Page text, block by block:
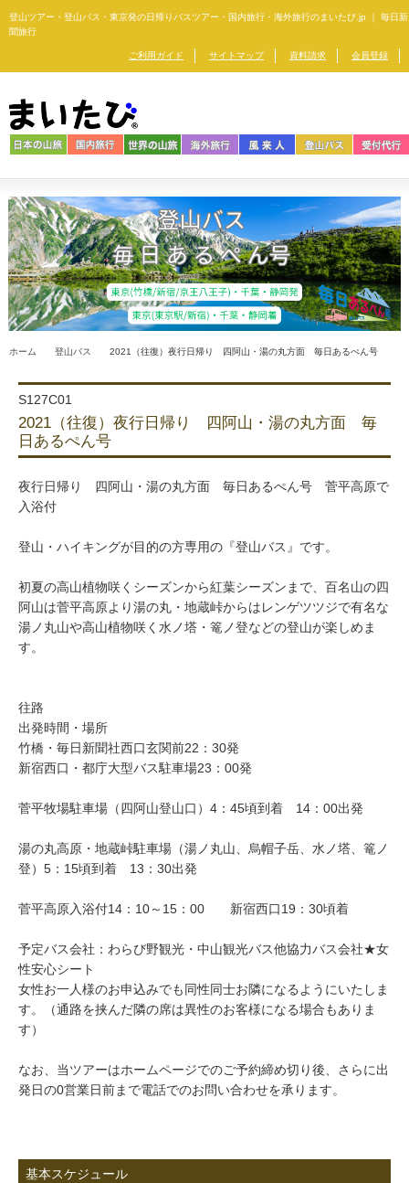
登山ツアー・登山バス・東京発の日帰りバスツアー・ 国内旅行・海外旅行のまいたび.jp ｜ 毎日新
聞旅行
ご利用ガイド サイトマップ 資料請求 会員登録
ホーム 登山バス 2021（往復）夜行日帰り 四阿山・湯の丸方面 毎日あるぺん号
S127C01
2021（往復）夜行日帰り 四阿山・湯の丸方面 毎
日あるぺん号
夜行日帰り 四阿山・湯の丸方面 毎日あるぺん号 菅平高原で
入浴付
登山・ハイキングが目的の方専用の『登山バス』です。
初夏の高山植物咲くシーズンから紅葉シーズンまで、百名山の四
阿山は菅平高原より湯の丸・地蔵峠からはレンゲツツジで有名な
湯ノ丸山や高山植物咲く水ノ塔・篭ノ登などの登山が楽しめま
す。
往路
出発時間・場所
竹橋・毎日新聞社西口玄関前22：30発
新宿西口・都庁大型バス駐車場23：00発
菅平牧場駐車場（四阿山登山口）4：45頃到着 14：00出発
湯の丸高原・地蔵峠駐車場（湯ノ丸山、烏帽子岳、水ノ塔、篭ノ
登）5：15頃到着 13：30出発
菅平高原入浴付14：10～15：00 新宿西口19：30頃着
予定バス会社：わらび野観光・中山観光バス他協力バス会社★女
性安心シート
女性お一人様のお申込みでも同性同士お隣になるようにいたしま
す。（通路を挟んだ隣の席は異性のお客様になる場合もありま
す）
なお、当ツアーはホームページでのご予約締め切り後、さらに出
発日の0営業日前まで電話でのお問い合わせを承ります。
基本スケジュール